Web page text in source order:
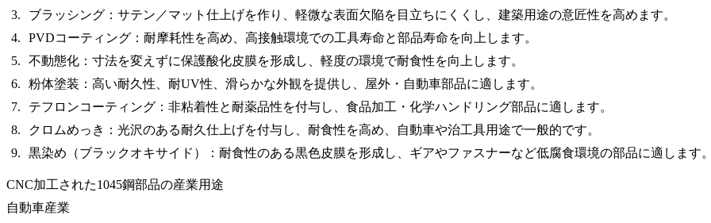
ブラッシング ：サテン／マット仕上げを作り、軽微な表面欠陥を目立ちにくくし、建築用途の意匠性を高めます。
PVDコーティング ：耐摩耗性を高め、高接触環境での工具寿命と部品寿命を向上します。
不動態化 ：寸法を変えずに保護酸化皮膜を形成し、軽度の環境で耐食性を向上します。
粉体塗装 ：高い耐久性、耐UV性、滑らかな外観を提供し、屋外・自動車部品に適します。
テフロンコーティング ：非粘着性と耐薬品性を付与し、食品加工・化学ハンドリング部品に適します。
クロムめっき ：光沢のある耐久仕上げを付与し、耐食性を高め、自動車や治工具用途で一般的です。
黒染め（ブラックオキサイド）
：耐食性のある黒色皮膜を形成し、ギアやファスナーなど低腐食環境の部品に適します。
CNC加工された1045鋼部品の産業用途
自動車産業